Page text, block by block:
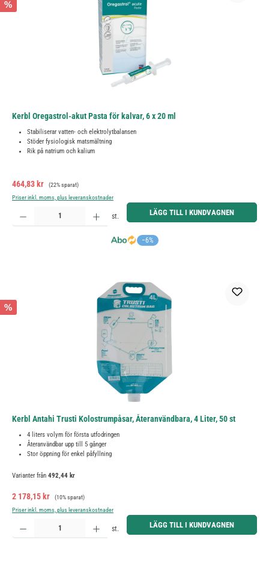
%
Kerbl Oregastrol-akut Pasta för kalvar, 6 x 20 ml
Stabiliserar vatten- och elektrolytbalansen
Stöder fysiologisk matsmältning
Rik på natrium och kalium
Försäljningspris:
464,83 kr Ordinarie pris:
(22% sparat)
Priser inkl. moms, plus leveranskostnader
−6%
Produktkvantitet: Ange önskat belopp eller använd knapparna för att öka eller minska kvantiteten.
st. LÄGG TILL I KUNDVAGNEN
%
Kerbl Antahi Trusti Kolostrumpåsar, Återanvändbara, 4 Liter, 50 st
4 liters volym för första utfodringen
Återanvändbar upp till 5 gånger
Stor öppning för enkel påfyllning
Varianter från 492,44 kr
Försäljningspris:
2 178,15 kr Ordinarie pris:
(10% sparat)
Priser inkl. moms, plus leveranskostnader
Produktkvantitet: Ange önskat belopp eller använd knapparna för att öka eller minska kvantiteten.
st. LÄGG TILL I KUNDVAGNEN